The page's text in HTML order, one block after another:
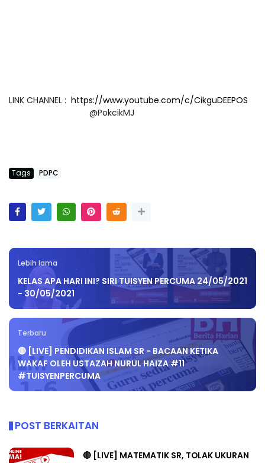
LINK CHANNEL : https://www.youtube.com/c/CikguDEEPOS
@PokcikMJ
Tags PDPC
Lebih lama
KELAS APA HARI INI? SIRI TUISYEN PERCUMA 24/05/2021
- 30/05/2021
Terbaru
🔴 [LIVE] PENDIDIKAN ISLAM SR - BACAAN KETIKA
WAKAF OLEH USTAZAH NURUL HAIZA #11
#TUISYENPERCUMA
POST BERKAITAN
🔴 [LIVE] MATEMATIK SR, TOLAK UKURAN